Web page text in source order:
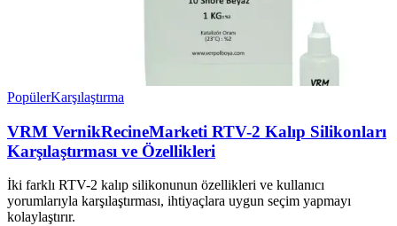
PopülerKarşılaştırma
VRM VernikRecineMarketi RTV-2 Kalıp Silikonları
Karşılaştırması ve Özellikleri
İki farklı RTV-2 kalıp silikonunun özellikleri ve kullanıcı
yorumlarıyla karşılaştırması, ihtiyaçlara uygun seçim yapmayı
kolaylaştırır.